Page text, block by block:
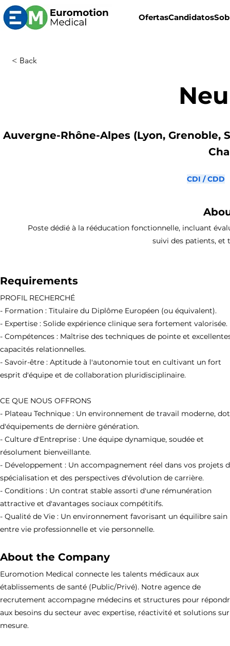
OfertasCandidatos
< Back
Auvergne-Rhône-Alpes (Lyon, Grenoble,
CDI / CDD
Poste dédié à la rééducation fonctionnelle, incluant
suivi des patients, et
Requirements
PROFIL RECHERCHÉ
- Formation : Titulaire du Diplôme Européen (ou équivalent).
- Expertise : Solide expérience clinique sera fortement valorisée.
- Compétences : Maîtrise des techniques de pointe et
capacités relationnelles.
- Savoir-être : Aptitude à l'autonomie tout en cultivant un fort
esprit d'équipe et de collaboration pluridisciplinaire.
CE QUE NOUS OFFRONS
- Plateau Technique : Un environnement de travail moderne,
d'équipements de dernière génération.
- Culture d'Entreprise : Une équipe dynamique, soudée et
résolument bienveillante.
- Développement : Un accompagnement réel dans vos projets
spécialisation et des perspectives d'évolution de carrière.
- Conditions : Un contrat stable assorti d'une rémunération
attractive et d'avantages sociaux compétitifs.
- Qualité de Vie : Un environnement favorisant un équilibre sain
entre vie professionnelle et vie personnelle.
About the Company
Euromotion Medical connecte les talents médicaux aux
établissements de santé (Public/Privé). Notre agence de
recrutement accompagne médecins et structures pour
aux besoins du secteur avec expertise, réactivité et solutions sur
mesure.